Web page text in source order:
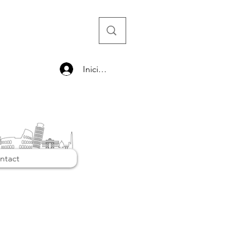
Iniciar sesión